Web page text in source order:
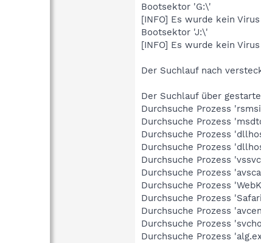
Bootsektor 'G:\'
[INFO] Es wurde kein
Bootsektor 'J:\'
[INFO] Es wurde kein
Der Suchlauf nach
Der Suchlauf über
Durchsuche Prozess
Durchsuche Prozess
Durchsuche Prozess
Durchsuche Prozess
Durchsuche Prozess
Durchsuche Prozess
Durchsuche Prozess
Durchsuche Prozess
Durchsuche Prozess
Durchsuche Prozess
Durchsuche Prozess